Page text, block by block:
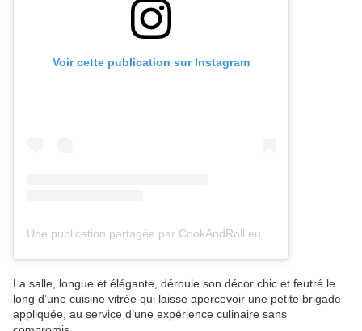
Voir cette publication sur Instagram
La salle, longue et élégante, déroule son décor chic et feutré le
long d’une cuisine vitrée qui laisse apercevoir une petite brigade
appliquée, au service d’une expérience culinaire sans